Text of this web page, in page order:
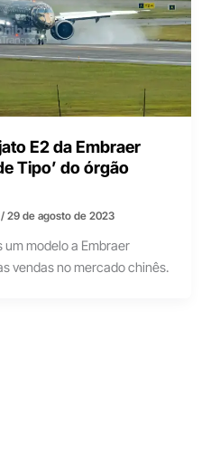
E2 da Embraer
Tipo’ do órgão
/29 de agosto de 2023
modelo a Embraer
vendas no mercado chinês.